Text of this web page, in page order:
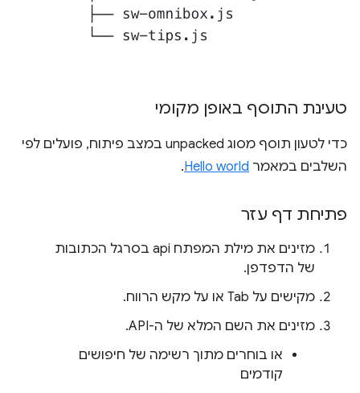
טעינת התוסף באופן מקומי
כדי לטעון תוסף מסוג unpacked במצב פיתוח, פועלים לפי
השלבים במאמר Hello world
.
פתיחת דף עזר
מזינים את מילת המפתח api בסרגל הכתובות
של הדפדפן.
מקישים על Tab או על מקש הרווח.
מזינים את השם המלא של ה-API.
או בוחרים מתוך רשימה של חיפושים
קודמים